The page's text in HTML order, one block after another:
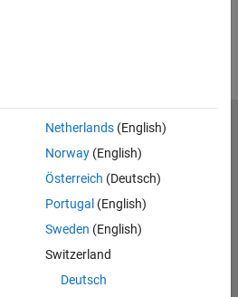
Netherlands(English)
Norway(English)
Österreich (Deutsch)
Portugal (English)
Sweden (English)
Switzerland
Deutsch
Marcas comerciales
Antipiratería
Estado de las aplicaciones
Inc.